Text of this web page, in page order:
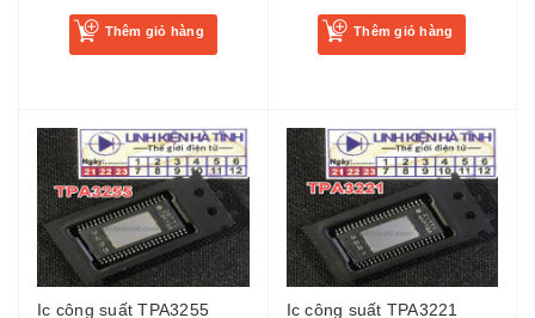
Thêm giỏ hàng Thêm giỏ hàng
Ic công suất TPA3255
Ic công suất TPA3221